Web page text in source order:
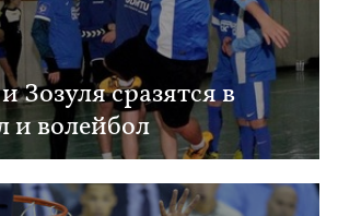
Зозуля сразятся в
и волейбол